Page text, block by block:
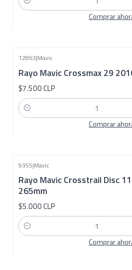
Cantidad
Comprar
12863|Mavic
Rayo Mavic Crossmax 29
$7.500 CLP
Cantidad
Comprar
9355|Mavic
Rayo Mavic Crosstrail Disc
265mm
$5.000 CLP
Cantidad
Comprar